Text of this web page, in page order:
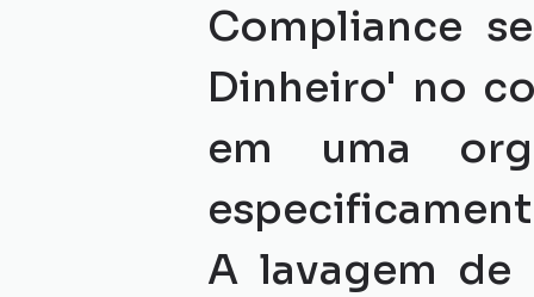
Compliance
Dinheiro' no
em uma
A lavagem